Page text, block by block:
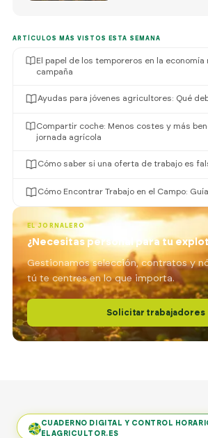
ARTÍCULOS MÁS VISTOS ESTA SEMANA
El papel de los temporeros en la economía
campaña
Ayudas para jóvenes agricultores: Qué
Compartir coche: Menos costes y más
jornada agrícola
Cómo saber si una oferta de trabajo es
Cómo Encontrar Trabajo en el Campo:
EL JORNALERO
¿Necesitas personal para tu
Gestionamos selección, contratos y
tú te centres en lo que importa.
Solicitar trabajadores
CUADERNO DIGITAL Y CONTROL
ELAGRICULTOR.ES